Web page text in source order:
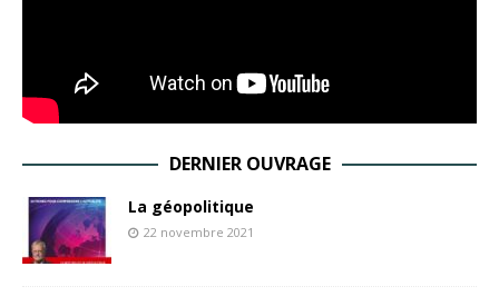
DERNIER OUVRAGE
La géopolitique
22 novembre 2021